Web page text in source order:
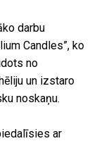
darbu
Candles”, ko
no
un izstaro
noskaņu.
ar